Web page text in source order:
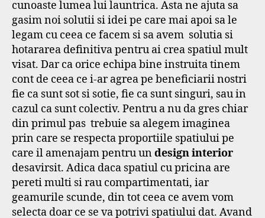
cunoaste lumea lui launtrica. Asta ne ajuta sa
gasim noi solutii si idei pe care mai apoi sa le
legam cu ceea ce facem si sa avem solutia si
hotararea definitiva pentru ai crea spatiul mult
visat. Dar ca orice echipa bine instruita tinem
cont de ceea ce i-ar agrea pe beneficiarii nostri
fie ca sunt sot si sotie, fie ca sunt singuri, sau in
cazul ca sunt colectiv. Pentru a nu da gres chiar
din primul pas trebuie sa alegem imaginea
prin care se respecta proportiile spatiului pe
care il amenajam pentru undesign interior
desavirsit. Adica daca spatiul cu pricina are
pereti multi si rau compartimentati, iar
geamurile scunde, din tot ceea ce avem vom
selecta doar ce se va potrivi spatiului dat. Avand